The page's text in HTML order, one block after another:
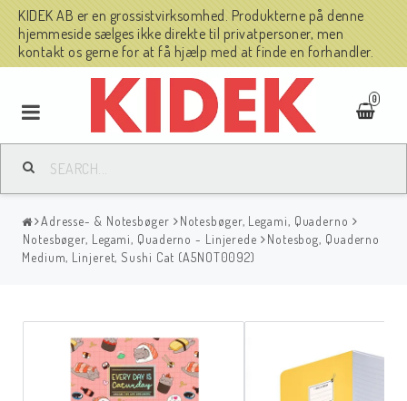
KIDEK AB er en grossistvirksomhed. Produkterne på denne
hjemmeside sælges ikke direkte til privatpersoner, men
kontakt os gerne for at få hjælp med at finde en forhandler.
0
Adresse- & Notesbøger
Notesbøger, Legami, Quaderno
Notesbøger, Legami, Quaderno - Linjerede
Notesbog, Quaderno
Medium, Linjeret, Sushi Cat (A5NOT0092)